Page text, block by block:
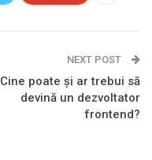
NEXT POST
Cine poate și ar trebui să
devină un dezvoltator
frontend?